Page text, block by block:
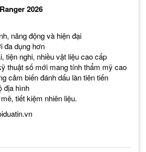
2026
năng động và hiện đại
đa dụng hơn
tiện nghi, nhiều vật liệu cao cấp
thuật số mới mang tính thẩm mỹ cao
cảm biến đánh dấu làn tiên tiến
địa hình
tiết kiệm nhiên liệu.